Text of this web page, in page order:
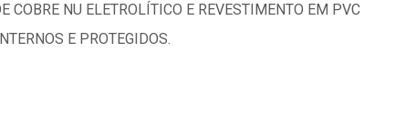
COBRE NU ELETROLÍTICO E REVESTIMENTO EM PVC
E PROTEGIDOS.